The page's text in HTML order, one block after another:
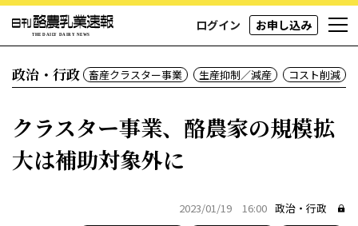
ログイン お申し込み
政治・行政 畜産クラスター事業 生産抑制／減産 コスト削減
クラスター事業、酪農家の規模拡
大は補助対象外に
2023/01/19 16:00 政治・行政